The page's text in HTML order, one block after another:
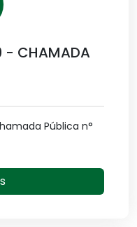
- CHAMADA
Pública n°